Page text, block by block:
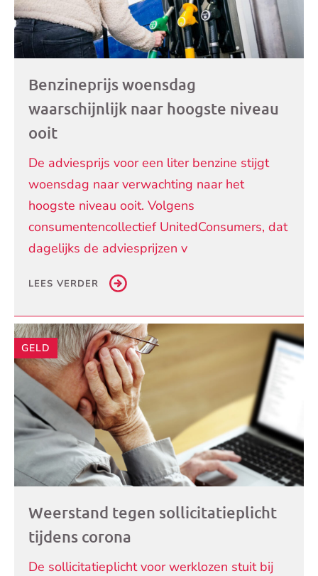
Benzineprijs woensdag
waarschijnlijk naar hoogste niveau
ooit
De adviesprijs voor een liter benzine stijgt
woensdag naar verwachting naar het
hoogste niveau ooit. Volgens
consumentencollectief UnitedConsumers, dat
dagelijks de adviesprijzen v
LEES VERDER
GELD
Weerstand tegen sollicitatieplicht
tijdens corona
De sollicitatieplicht voor werklozen stuit bij